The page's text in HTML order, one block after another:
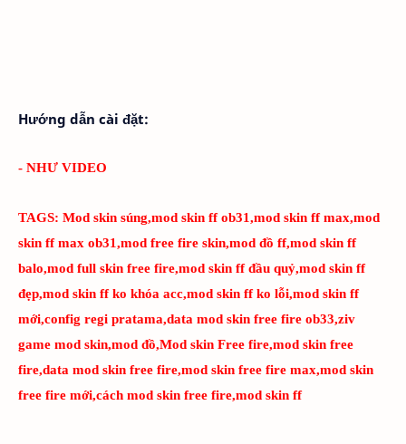
Hướng dẫn cài đặt:
- NHƯ VIDEO
TAGS: Mod skin súng,mod skin ff ob31,mod skin ff max,mod
skin ff max ob31,mod free fire skin,mod đồ ff,mod skin ff
balo,mod full skin free fire,mod skin ff đầu quỷ,mod skin ff
đẹp,mod skin ff ko khóa acc,mod skin ff ko lỗi,mod skin ff
mới,config regi pratama,data mod skin free fire ob33,ziv
game mod skin,mod đồ,Mod skin Free fire,mod skin free
fire,data mod skin free fire,mod skin free fire max,mod skin
free fire mới,cách mod skin free fire,mod skin ff